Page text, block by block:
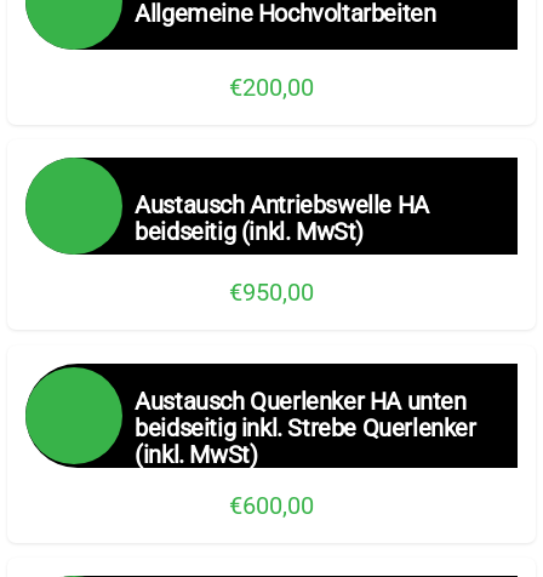
Allgemeine Hochvoltarbeiten
€200,00
Austausch Antriebswelle HA
beidseitig (inkl. MwSt)
€950,00
Austausch Querlenker HA unten
beidseitig inkl. Strebe Querlenker
(inkl. MwSt)
€600,00